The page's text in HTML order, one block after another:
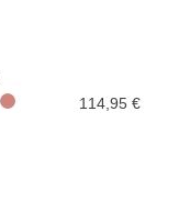
114,95 €